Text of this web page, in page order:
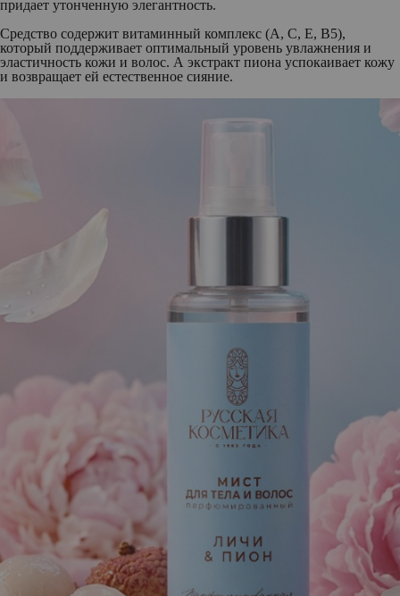
придает утонченную элегантность.
Средство содержит витаминный комплекс (A, C, E, B5),
который поддерживает оптимальный уровень увлажнения и
эластичность кожи и волос. А экстракт пиона успокаивает кожу
и возвращает ей естественное сияние.